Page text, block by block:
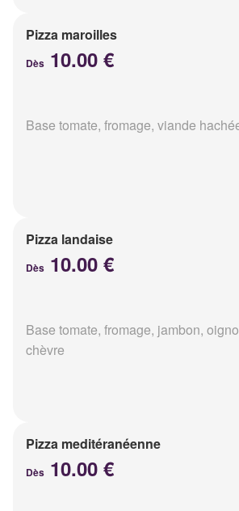
Pizza maroilles
Dès 10.00 €
Base tomate, fromage, viande
Pizza landaise
Dès 10.00 €
Base tomate, fromage, jambon,
chèvre
Pizza meditéranéenne
Dès 10.00 €